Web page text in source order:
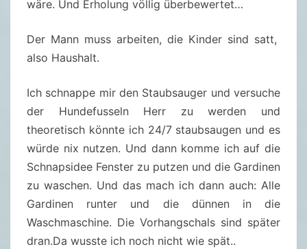
wäre. Und Erholung völlig überbewertet…
Der Mann muss arbeiten, die Kinder sind satt,
also Haushalt.
Ich schnappe mir den Staubsauger und versuche
der Hundefusseln Herr zu werden und
theoretisch könnte ich 24/7 staubsaugen und es
würde nix nutzen. Und dann komme ich auf die
Schnapsidee Fenster zu putzen und die Gardinen
zu waschen. Und das mach ich dann auch: Alle
Gardinen runter und die dünnen in die
Waschmaschine. Die Vorhangschals sind später
dran.Da wusste ich noch nicht wie spät..